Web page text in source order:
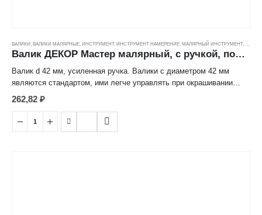
ВАЛИКИ ВАЛИКИ МАЛЯРНЫЕ ИНСТРУМЕНТ, ИНСТРУМЕНТ НАМЕРЕНИЕ МАЛЯРНЫЙ ИНСТРУМЕНТ,
Валик ДЕКОР Мастер малярный, с ручкой, полиакрил тигр (11/42/8мм) (180мм)
Валик d 42 мм, усиленная ручка. Валики с диаметром 42 мм
являются стандартом, ими легче управлять при окрашивании
поверхностей. Полиакрил тигр идеален для большинства ЛКМ и
типов поверхности, благодаря средней высоте ворса.
Преимущественно используется с ЛКМ на водной основе.
262,82 ₽